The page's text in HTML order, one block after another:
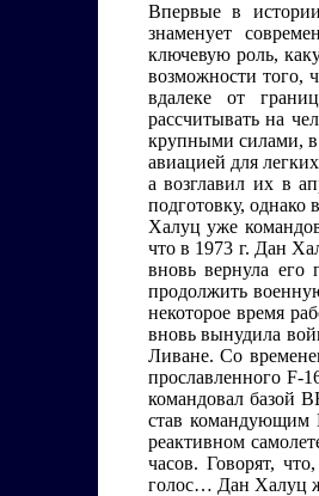
Впервые в
знаменует
ключевую роль,
возможности того,
вдалеке от
рассчитывать на
крупными силами, в
авиацией для
а возглавил их в
подготовку,
Халуц уже
что в 1973 г. Дан
вновь вернула
продолжить
некоторое время
вновь вынудила
Ливане. Со
прославленного
командовал базой
став
реактивном
часов. Говорят,
голос… Дан Халуц